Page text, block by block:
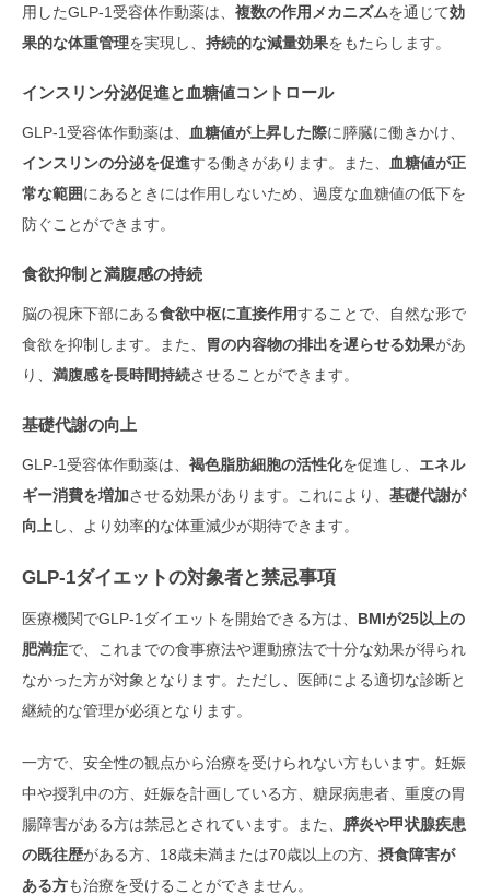
用したGLP-1受容体作動薬は、 複数の作用メカニズムを通じて効
果的な体重管理を実現し、 持続的な減量効果をもたらします。
インスリン分泌促進と血糖値コントロール
GLP-1受容体作動薬は、 血糖値が上昇した際に膵臓に働きかけ、
インスリンの分泌を促進する働きがあります。また、
血糖値が正
常な範囲にあるときには作用しないため、過度な血糖値の低下を
防ぐことができます。
食欲抑制と満腹感の持続
脳の視床下部にある食欲中枢に直接作用することで、自然な形で
食欲を抑制します。また、
胃の内容物の排出を遅らせる効果があ
り、 満腹感を長時間持続させることができます。
基礎代謝の向上
GLP-1受容体作動薬は、 褐色脂肪細胞の活性化を促進し、 エネル
ギー消費を増加させる効果があります。これにより、 基礎代謝が
向上 し、より効率的な体重減少が期待できます。
GLP-1ダイエットの対象者と禁忌事項
医療機関でGLP-1ダイエットを開始できる方は、 BMIが25以上の
肥満症で、これまでの食事療法や運動療法で十分な効果が得られ
なかった方が対象となります。ただし、医師による適切な診断と
継続的な管理が必須となります。
一方で、安全性の観点から治療を受けられない方もいます。妊娠
中や授乳中の方、妊娠を計画している方、糖尿病患者、重度の胃
腸障害がある方は禁忌とされています。また、 膵炎や甲状腺疾患
の既往歴がある方、18歳未満または70歳以上の方、 摂食障害が
ある方も治療を受けることができません。